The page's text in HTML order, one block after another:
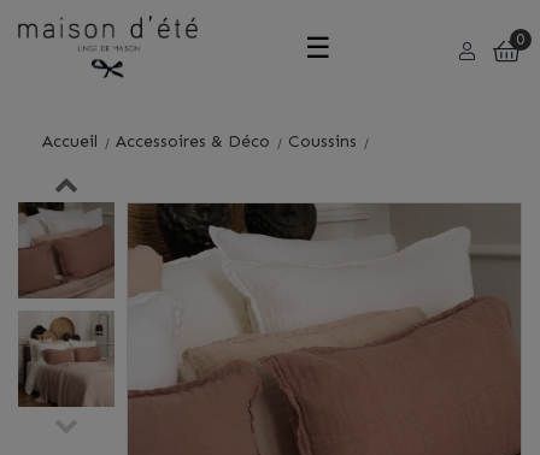
Basculer
la
navigation
☰ 0
Accueil Accessoires & Déco Coussins